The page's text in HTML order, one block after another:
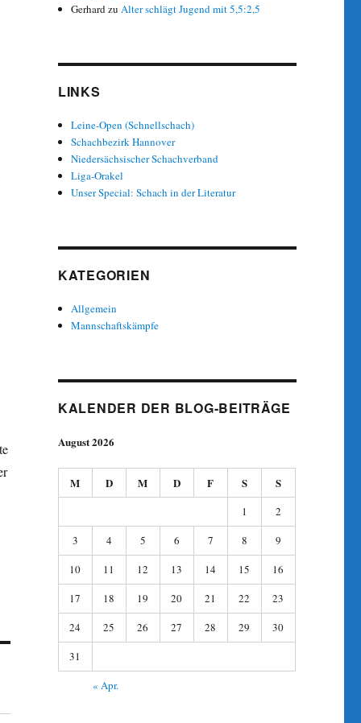
GerhardzuAlter schlägt Jugend mit 5,5:2,5
LINKS
Leine-Open (Schnellschach)
Schachbezirk Hannover
Niedersächsischer Schachverband
Liga-Orakel
Unser Special: Schach in der Literatur
KATEGORIEN
Allgemein
Mannschaftskämpfe
KALENDER DER BLOG-BEITRÄGE
August 2026
M D M D F S S
1
2
3
4 5 6 7 8
9
10
11 12 13 14 15
16
17
18 19 20 21 22
23
24
25 26 27 28 29
30
31
« Apr.